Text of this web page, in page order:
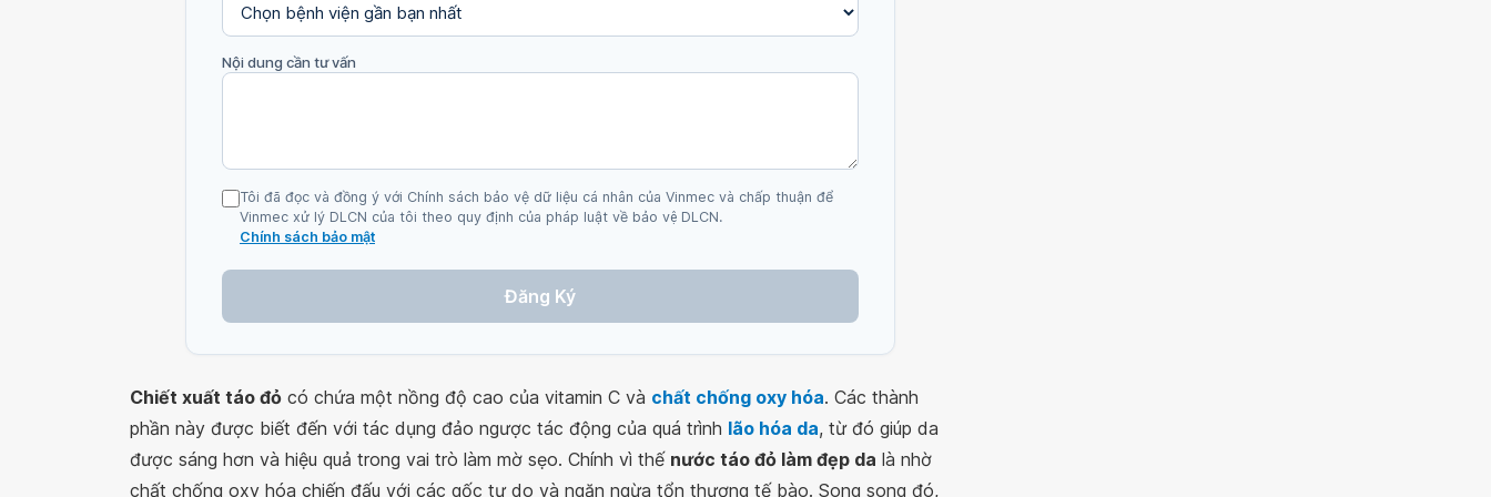
Nội dung cần tư vấn
Tôi đã đọc và đồng ý với Chính sách bảo vệ dữ liệu cá nhân của Vinmec và chấp thuận để
Vinmec xử lý DLCN của tôi theo quy định của pháp luật về bảo vệ DLCN.
Chính sách bảo mật
Đăng Ký
Chiết xuất táo đỏ có chứa một nồng độ cao của vitamin C và chất chống oxy hóa. Các thành
phần này được biết đến với tác dụng đảo ngược tác động của quá trình lão hóa da, từ đó giúp da
được sáng hơn và hiệu quả trong vai trò làm mờ sẹo. Chính vì thế nước táo đỏ làm đẹp da là nhờ
chất chống oxy hóa chiến đấu với các gốc tự do và ngăn ngừa tổn thương tế bào. Song song đó,